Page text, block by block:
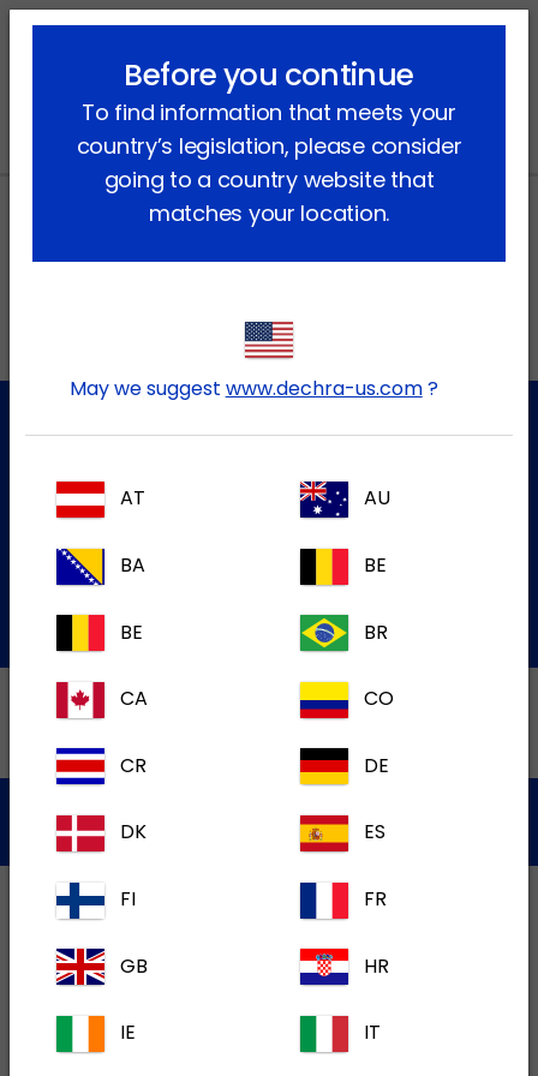
lock_outline search menu
Actualités
Adresses locales au Canada
Service à la clientèle
Pour plus d'informations, veuillez contacter notre équipe
de Service à la Clientèle
Témoins
Before you continue
To find information that meets your
country’s legislation, please consider
going to a country website that
matches your location.
May we suggest www.dechra-us.com?
AT AU
BA BE
BE BR
CA CO
CR DE
DK ES
FI FR
GB HR
IE IT